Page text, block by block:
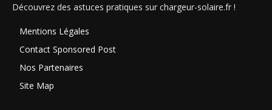
Découvrez des astuces pratiques sur chargeur-solaire.fr !
Mentions Légales
Contact Sponsored Post
Nos Partenaires
Site Map